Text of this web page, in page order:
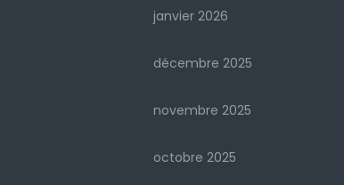
janvier 2026
décembre 2025
novembre 2025
octobre 2025